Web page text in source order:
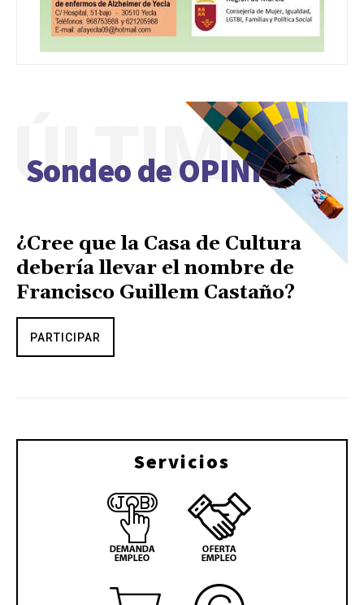
Sondeo de OPINIÓN
ÚLTIMO
¿Cree que la Casa de Cultura
debería llevar el nombre de
Francisco Guillem Castaño?
PARTICIPAR
Servicios